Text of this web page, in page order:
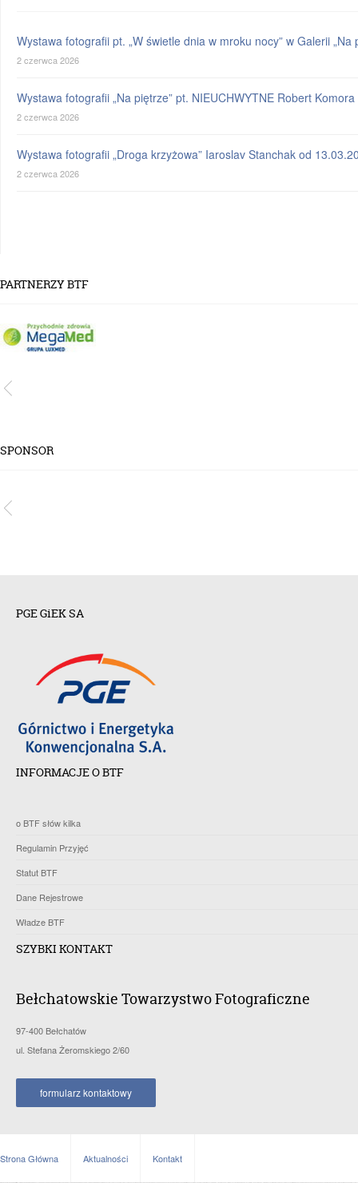
Wystawa fotografii pt. „W świetle dnia w mroku nocy” w Galerii
2 czerwca 2026
Wystawa fotografii „Na piętrze” pt. NIEUCHWYTNE Robert
2 czerwca 2026
Wystawa fotografii „Droga krzyżowa” Iaroslav Stanchak od
2 czerwca 2026
PARTNERZY BTF
SPONSOR
PGE GiEK SA
INFORMACJE O BTF
o BTF słów kilka
Regulamin Przyjęć
Statut BTF
Dane Rejestrowe
Władze BTF
SZYBKI KONTAKT
Bełchatowskie Towarzystwo Fotograficzne
97-400 Bełchatów
ul. Stefana Żeromskiego 2/60
formularz kontaktowy
Strona Główna Aktualności Kontakt